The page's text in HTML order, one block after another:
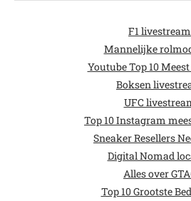
F1 livestream
Mannelijke
Youtube Top 10
Boksen
UFC
Top 10 Instagram
Sneaker Resellers
Digital Nomad
Alles over
Top 10 Grootste